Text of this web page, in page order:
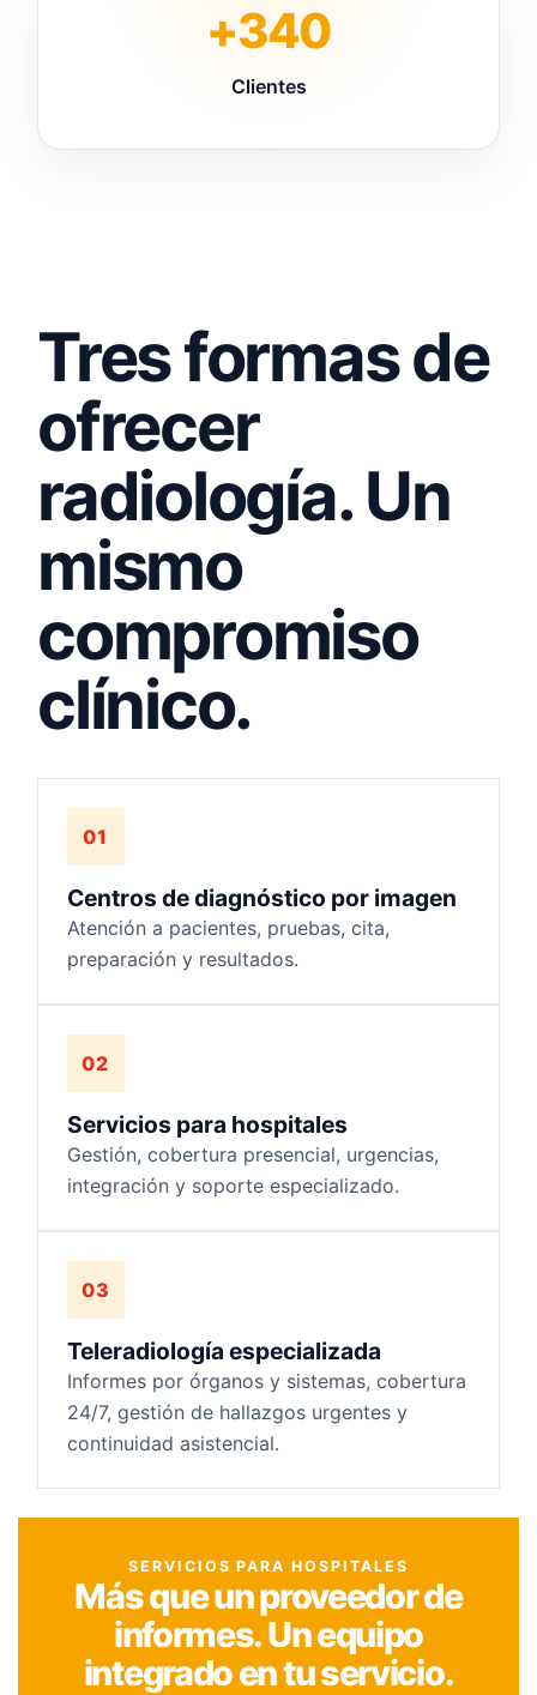
+340
Clientes
Tres formas de
ofrecer
radiología. Un
mismo
compromiso
clínico.
01
Centros de diagnóstico por imagen
Atención a pacientes, pruebas, cita,
preparación y resultados.
02
Servicios para hospitales
Gestión, cobertura presencial, urgencias,
integración y soporte especializado.
03
Teleradiología especializada
Informes por órganos y sistemas, cobertura
24/7, gestión de hallazgos urgentes y
continuidad asistencial.
SERVICIOS PARA HOSPITALES
Más que un proveedor de
informes. Un equipo
integrado en tu servicio.